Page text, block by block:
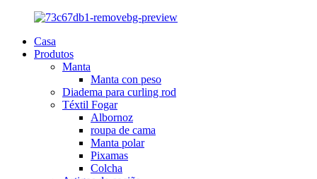
Casa
Produtos
Manta
Manta con peso
Diadema para curling rod
Téxtil Fogar
Albornoz
roupa de cama
Manta polar
Pixamas
Colcha